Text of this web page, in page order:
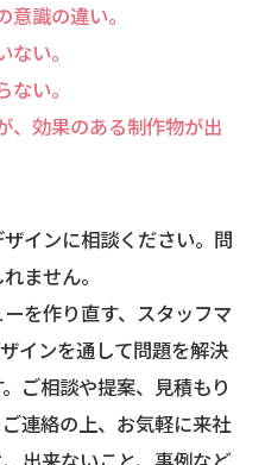
識の違い。
い。
い。
、効果のある制作物が出
インに相談ください。問
ません。
を作り直す、スタッフマ
インを通して問題を解決
ご相談や提案、見積もり
連絡の上、お気軽に来社